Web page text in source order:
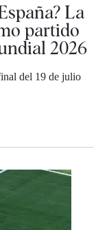
La
partido
2026
del 19 de julio